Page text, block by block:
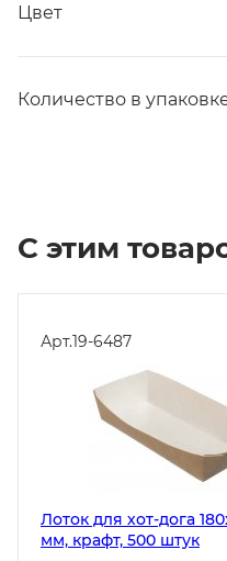
Цвет
Количество в
С этим
Арт.19-6487
Лоток для хот-дога
мм, крафт, 500 штук